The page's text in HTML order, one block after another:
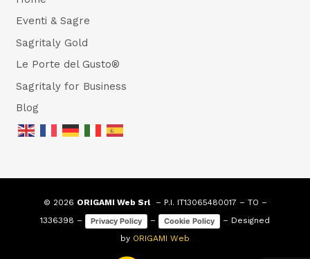
Eventi & Sagre
Sagritaly Gold
Le Porte del Gusto®
Sagritaly for Business
Blog
© 2026 ORIGAMI Web Srl– P.I. IT13065480017 – TO –
1336398 –
Privacy Policy – Cookie Policy
– Designed
by ORIGAMI Web